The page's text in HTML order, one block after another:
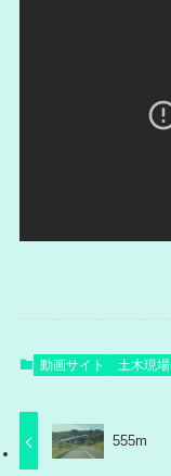
動画サイト 土木現場
555m